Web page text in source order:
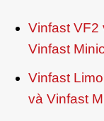
Vinfast VF2
Vinfast
Vinfast
và Vinfast